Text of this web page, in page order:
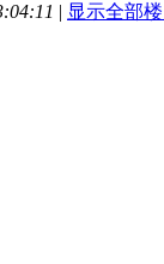
| 显示全部